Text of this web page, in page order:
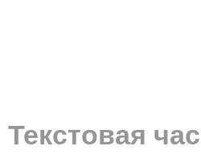
Текстовая